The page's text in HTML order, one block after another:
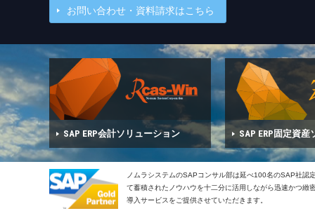
お問い合わせ・資料請求はこちら
SAP ERP会計ソリューション SAP ERP固定資
ノムラシステムのSAPコンサル部は延べ100名のSAP社認
て蓄積されたノウハウを十二分に活用しながら迅速かつ緻
導入サービスをご提供させていただきます。